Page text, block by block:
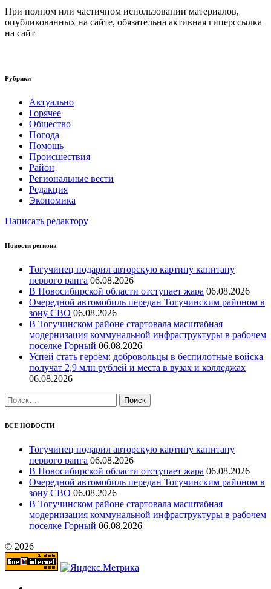
При полном или частичном использовании материалов,
опубликованных на сайте, обязательна активная гиперссылка
на сайт
Рубрики
Актуально
Горячее
Общество
Погода
Помощь
Происшествия
Район
Региональные вести
Редакция
Экономика
Написать редактору
Новости региона
Тогучинец подарил авторскую картину капитану
первого ранга 06.08.2026
В Новосибирской области отступает жара 06.08.2026
Очередной автомобиль передан Тогучинским районом в
зону СВО 06.08.2026
В Тогучинском районе стартовала масштабная
модернизация коммунальной инфраструктуры в рабочем
поселке Горный 06.08.2026
Успей стать героем: добровольцы в беспилотные войска
получат 2,9 млн рублей и места в вузах и колледжах
06.08.2026
Найти:
ВСЕ НОВОСТИ
Тогучинец подарил авторскую картину капитану
первого ранга 06.08.2026
В Новосибирской области отступает жара 06.08.2026
Очередной автомобиль передан Тогучинским районом в
зону СВО 06.08.2026
В Тогучинском районе стартовала масштабная
модернизация коммунальной инфраструктуры в рабочем
поселке Горный 06.08.2026
© 2026